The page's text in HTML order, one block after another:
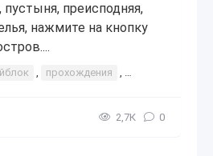
преисподняя,
нажмите на кнопку
, прохождения , бесконечный
2,7К 0